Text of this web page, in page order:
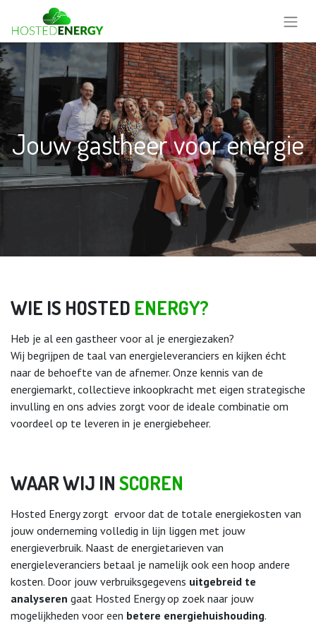
Jouw gastheer voor energie
WIE IS HOSTED ENERGY?​
Heb je al een gastheer voor al je energiezaken?
Wij begrijpen de taal van energieleveranciers en kijken écht
naar de behoefte van de afnemer. Onze kennis van de
energiemarkt, collectieve inkoopkracht met eigen strategische
invulling en ons advies zorgt voor de ideale combinatie om
voordeel op te leveren in je energiebeheer.
WAAR WIJ IN SCOREN
Hosted Energy zorgt ervoor dat de totale energiekosten van
jouw onderneming volledig in lijn liggen met jouw
energieverbruik. Naast de energietarieven van
energieleveranciers betaal je namelijk ook een hoop andere
kosten. Door jouw verbruiksgegevens uitgebreid te
analyseren gaat Hosted Energy op zoek naar jouw
mogelijkheden voor een betere energiehuishouding.